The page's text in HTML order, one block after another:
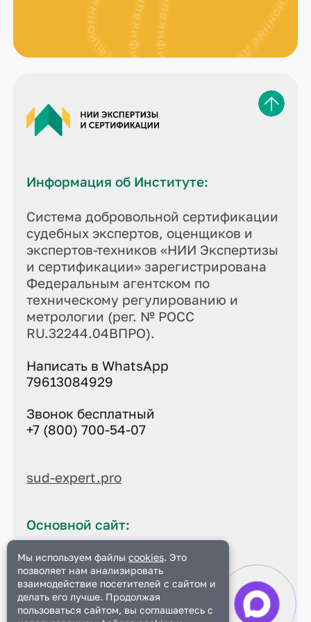
Мы используем файлы cookies. Это
позволяет нам анализировать
взаимодействие посетителей с сайтом и
делать его лучше. Продолжая
пользоваться сайтом, вы соглашаетесь с
Информация об Институте:
Система добровольной сертификации
судебных экспертов, оценщиков и
экспертов-техников «НИИ Экспертизы
и сертификации» зарегистрирована
Федеральным агентском по
техническому регулированию и
метрологии (рег. № РОСС
RU.32244.04ВПРО).
Написать в WhatsApp
79613084929
Звонок бесплатный
+7 (800) 700-54-07
sud-expert.pro
Основной сайт:
sud-expert.pro
Данный сайт является
официальным